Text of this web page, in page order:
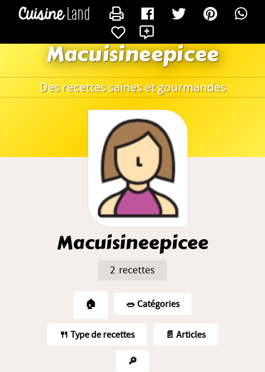
Macuisineepicee
Des recettes saines et gourmandes
Macuisineepicee
2 recettes
🏠 🥗️ Catégories
🍴 Type de recettes 📄 Articles
🔎
CONTACTER MACUISINEEPICEE